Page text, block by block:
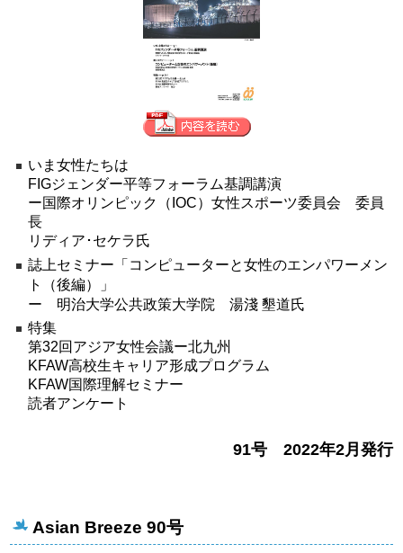
いま女性たちは
FIGジェンダー平等フォーラム基調講演
ー国際オリンピック（IOC）女性スポーツ委員会 委員
長
リディア･セケラ氏
誌上セミナー「コンピューターと女性のエンパワーメン
ト（後編）」
ー 明治大学公共政策大学院 湯淺 墾道氏
特集
第32回アジア女性会議ー北九州
KFAW高校生キャリア形成プログラム
KFAW国際理解セミナー
読者アンケート
91号 2022年2月発行
Asian Breeze 90号